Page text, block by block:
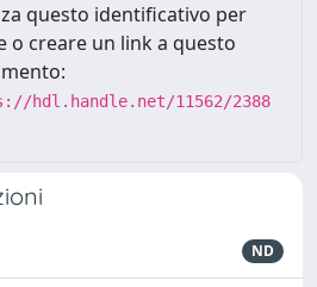
questo identificativo per
o creare un link a questo
hdl.handle.net/11562/2388
ND